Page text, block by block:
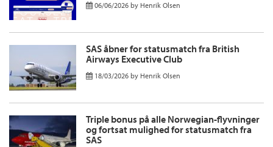
06/06/2026 by Henrik Olsen
SAS åbner for statusmatch fra British
Airways Executive Club
18/03/2026 by Henrik Olsen
Triple bonus på alle Norwegian-flyvninger
og fortsat mulighed for statusmatch fra
SAS